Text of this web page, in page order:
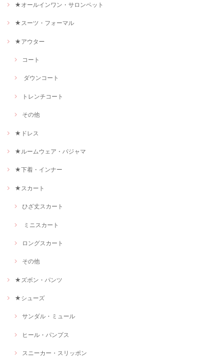
★オールインワン・サロンペット
★スーツ・フォーマル
★アウター
コート
ダウンコート
トレンチコート
その他
★ドレス
★ルームウェア・パジャマ
★下着・インナー
★スカート
ひざ丈スカート
ミニスカート
ロングスカート
その他
★ズボン・パンツ
★シューズ
サンダル・ミュール
ヒール・パンプス
スニーカー・スリッポン